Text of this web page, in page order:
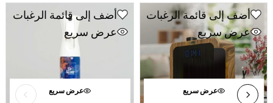
أضف إلى قائمة الرغبات
عرض سريع
عرض سريع
أضف إلى قائمة الرغبات
عرض سريع
عرض سريع